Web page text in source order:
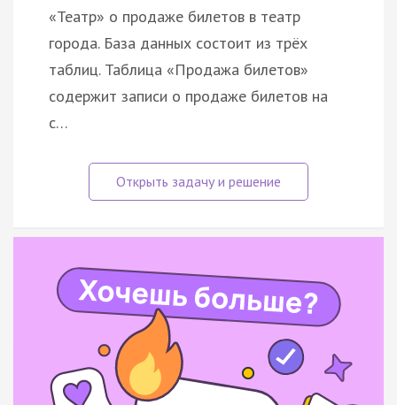
«Театр» о продаже билетов в театр
города. База данных состоит из трёх
таблиц. Таблица «Продажа билетов»
содержит записи о продаже билетов на
с…